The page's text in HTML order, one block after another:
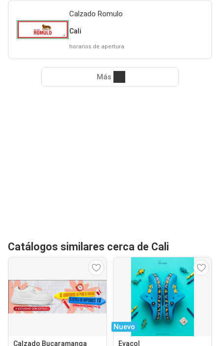
Calzado Romulo
Cali
horarios de apertura
Más
Catálogos similares cerca de Cali
Calzado Bucaramanga
Nuevo
Evacol